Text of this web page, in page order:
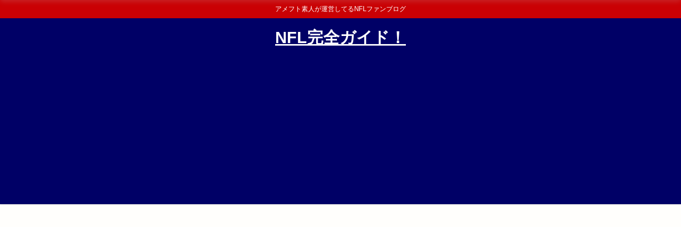
アメフト素人が運営してるNFLファンブログ
NFL完全ガイド！